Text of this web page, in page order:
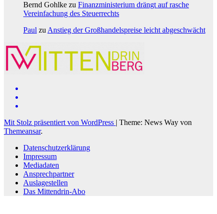
Bernd Gohlke zu Finanzministerium drängt auf rasche
Vereinfachung des Steuerrechts
Paul zu Anstieg der Großhandelspreise leicht abgeschwächt
Mit Stolz präsentiert von WordPress | Theme: News Way von
Themeansar.
Datenschutzerklärung
Impressum
Mediadaten
Ansprechpartner
Auslagestellen
Das Mittendrin-Abo